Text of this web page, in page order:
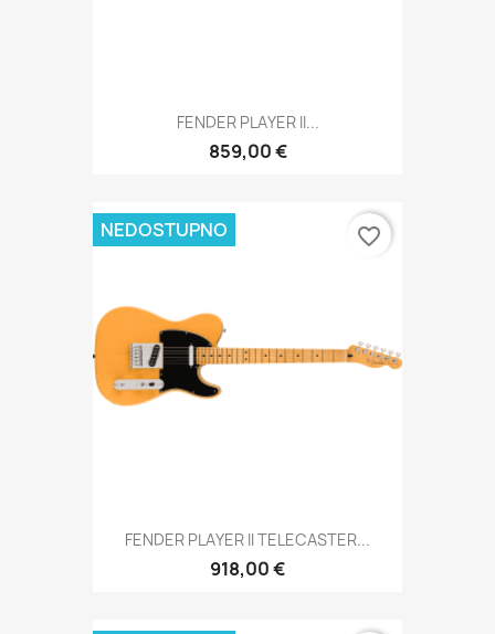
FENDER PLAYER II...
859,00 €
FENDER PLAYER II TELECASTER...
918,00 €
NEDOSTUPNO favorite_border